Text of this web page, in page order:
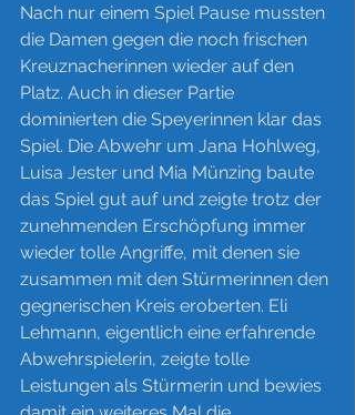
Nach nur einem Spiel Pause mussten
die Damen gegen die noch frischen
Kreuznacherinnen wieder auf den
Platz. Auch in dieser Partie
dominierten die Speyerinnen klar das
Spiel. Die Abwehr um Jana Hohlweg,
Luisa Jester und Mia Münzing baute
das Spiel gut auf und zeigte trotz der
zunehmenden Erschöpfung immer
wieder tolle Angriffe, mit denen sie
zusammen mit den Stürmerinnen den
gegnerischen Kreis eroberten. Eli
Lehmann, eigentlich eine erfahrende
Abwehrspielerin, zeigte tolle
Leistungen als Stürmerin und bewies